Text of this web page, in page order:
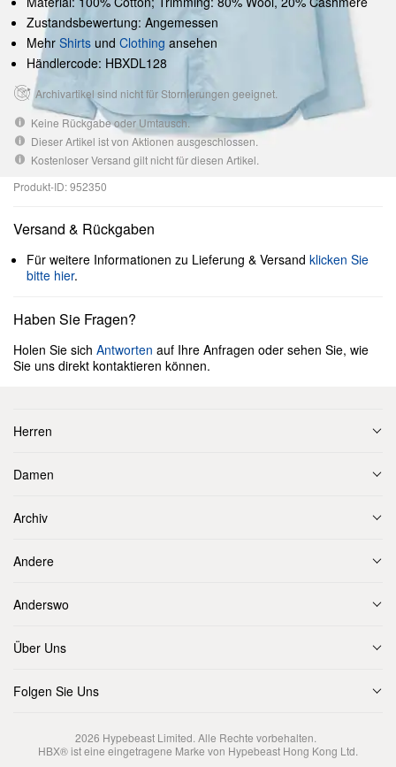
Zustandsbewertung: Angemessen
Mehr Shirts und Clothing ansehen
Händlercode: HBXDL128
Archivartikel sind nicht für Stornierungen geeignet.
Keine Rückgabe oder Umtausch.
Dieser Artikel ist von Aktionen ausgeschlossen.
Kostenloser Versand gilt nicht für diesen Artikel.
Produkt-ID: 952350
Versand & Rückgaben
Für weitere Informationen zu Lieferung & Versand klicken Sie
bitte hier.
Haben Sie Fragen?
Holen Sie sich Antworten auf Ihre Anfragen oder sehen Sie, wie
Sie uns direkt kontaktieren können.
Herren
Damen
Archiv
Andere
Anderswo
Über Uns
Folgen Sie Uns
2026 Hypebeast Limited. Alle Rechte vorbehalten.
HBX® ist eine eingetragene Marke von Hypebeast Hong Kong Ltd.